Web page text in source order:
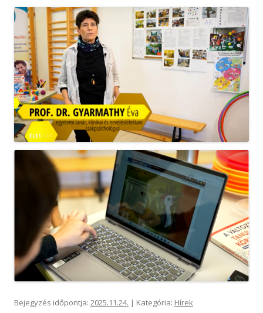
Bejegyzés időpontja: 2025.11.24. | Kategória: Hírek